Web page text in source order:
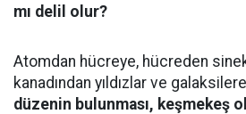
mı delil olur?
Atomdan hücreye, hücreden
kanadından yıldızlar ve
düzenin bulunması, keşmekeş